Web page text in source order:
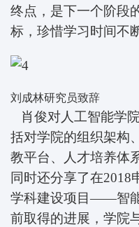
终点，是下一个阶段
标，珍惜学习时间不
刘成林研究员致辞
肖俊对人工智能学
括对学院的组织架构
教平台、人才培养体
同时还分享了在2018
学科建设项目——智
前取得的进展，学院